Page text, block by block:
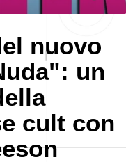
nuovo
un
cult con